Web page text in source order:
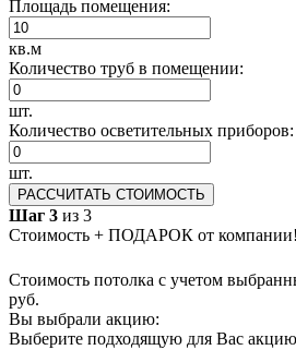
Площадь помещения:
кв.м
Количество труб в помещении:
шт.
Количество осветительных приборов:
шт.
РАССЧИТАТЬ СТОИМОСТЬ
Шаг 3 из 3
Стоимость + ПОДАРОК от компании!
Стоимость потолка с учетом
руб.
Вы выбрали акцию:
Выберите подходящую для Вас